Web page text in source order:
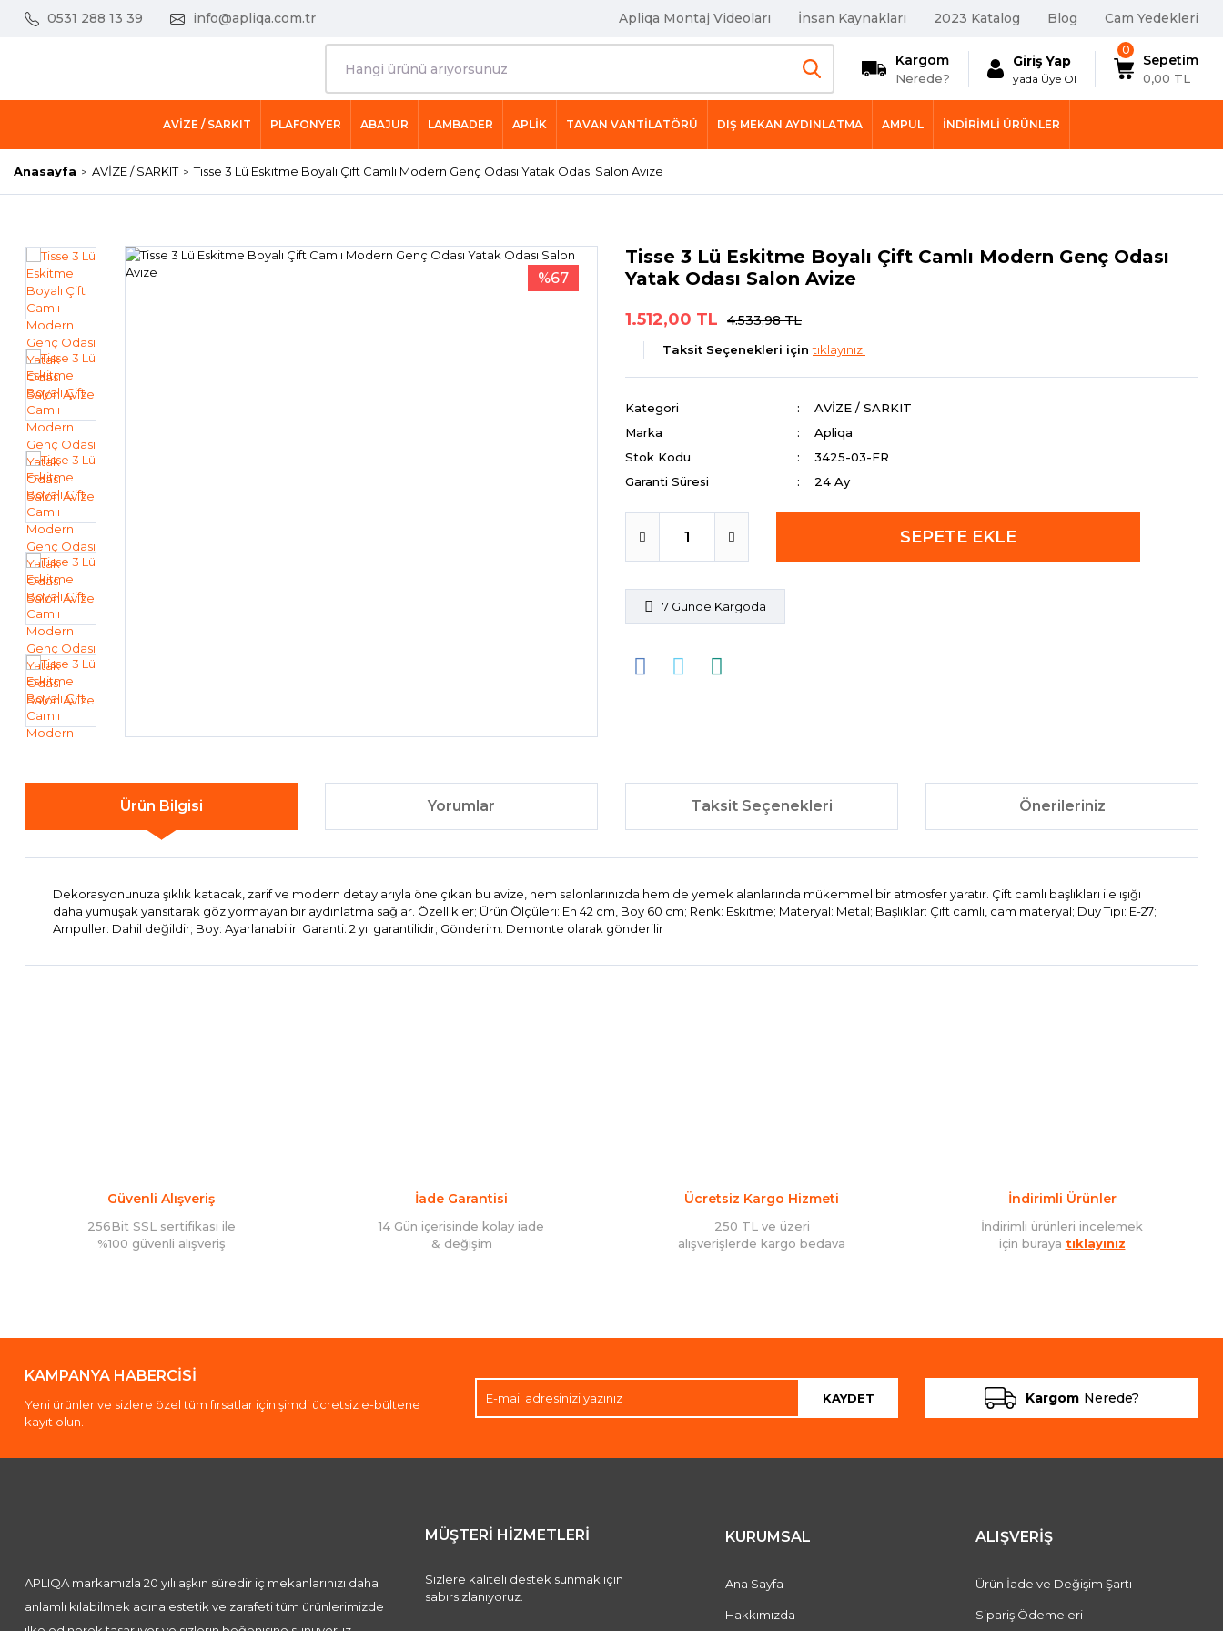
0531 288 13 39 info@apliqa.com.tr Apliqa Montaj Videoları İnsan Kaynakları 2023 Katalog Blog Cam Yedekleri
Kargom
Nerede?
Giriş Yap
yada Üye Ol
0
Sepetim
0,00 TL
AVİZE / SARKIT PLAFONYER ABAJUR LAMBADER APLİK TAVAN VANTİLATÖRÜ DIŞ MEKAN AYDINLATMA AMPUL İNDIRIMLI ÜRÜNLER
Anasayfa AVİZE / SARKIT Tisse 3 Lü Eskitme Boyalı Çift Camlı Modern Genç Odası Yatak Odası Salon Avize
%67
Tisse 3 Lü Eskitme Boyalı Çift Camlı Modern Genç Odası
Yatak Odası Salon Avize
1.512,00 TL 4.533,98 TL
Taksit Seçenekleri içintıklayınız.
Kategori
AVİZE / SARKIT
Marka
Apliqa
Stok Kodu
3425-03-FR
Garanti Süresi
24 Ay
SEPETE EKLE
7 Günde Kargoda
Ürün Bilgisi Yorumlar Taksit Seçenekleri Önerileriniz
Dekorasyonunuza şıklık katacak, zarif ve modern detaylarıyla öne çıkan bu avize, hem salonlarınızda hem de yemek alanlarında mükemmel bir atmosfer yaratır. Çift camlı başlıkları ile ışığı
daha yumuşak yansıtarak göz yormayan bir aydınlatma sağlar. Özellikler; Ürün Ölçüleri: En 42 cm, Boy 60 cm; Renk: Eskitme; Materyal: Metal; Başlıklar: Çift camlı, cam materyal; Duy Tipi: E-27;
Ampuller: Dahil değildir; Boy: Ayarlanabilir; Garanti: 2 yıl garantilidir; Gönderim: Demonte olarak gönderilir
Güvenli Alışveriş
256Bit SSL sertifikası ile
%100 güvenli alışveriş
İade Garantisi
14 Gün içerisinde kolay iade
& değişim
Ücretsiz Kargo Hizmeti
250 TL ve üzeri
alışverişlerde kargo bedava
İndirimli Ürünler
İndirimli ürünleri incelemek
için buraya tıklayınız
KAMPANYA HABERCİSİ
Yeni ürünler ve sizlere özel tüm fırsatlar için şimdi ücretsiz e-bültene
kayıt olun.
KAYDET Kargom Nerede?
APLIQA markamızla 20 yılı aşkın süredir iç mekanlarınızı daha
anlamlı kılabilmek adına estetik ve zarafeti tüm ürünlerimizde
MÜŞTERİ HİZMETLERİ
Sizlere kaliteli destek sunmak için
sabırsızlanıyoruz.
KURUMSAL
Ana Sayfa
Hakkımızda
ALIŞVERİŞ
Ürün İade ve Değişim Şartı
Sipariş Ödemeleri